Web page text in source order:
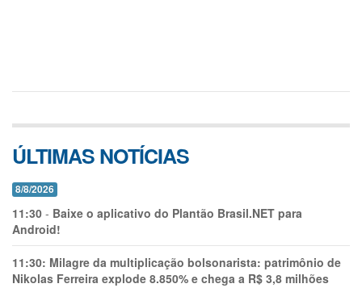
ÚLTIMAS NOTÍCIAS
8/8/2026
11:30 - Baixe o aplicativo do Plantão Brasil.NET para
Android!
11:30: Milagre da multiplicação bolsonarista: patrimônio de
Nikolas Ferreira explode 8.850% e chega a R$ 3,8 milhões